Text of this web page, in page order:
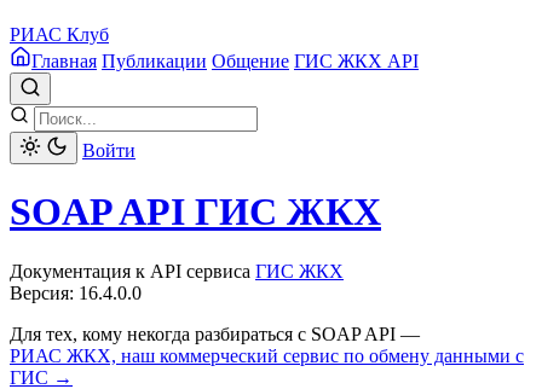
РИАС Клуб
Главная Публикации Общение ГИС ЖКХ API
Войти
SOAP API ГИС ЖКХ
Документация к API сервиса ГИС ЖКХ
Версия: 16.4.0.0
Для тех, кому некогда разбираться с SOAP API —
РИАС ЖКХ, наш коммерческий сервис по обмену данными с
ГИС →